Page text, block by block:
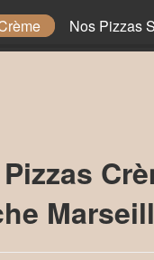
Nos Pizzas